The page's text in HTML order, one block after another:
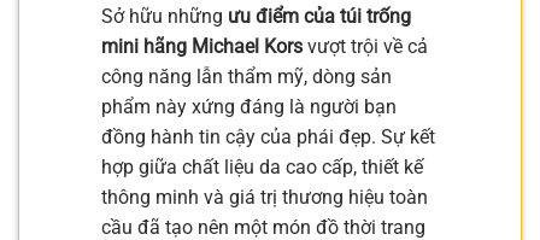
Sở hữu những ưu điểm của túi trống
mini hãng Michael Kors vượt trội về cả
công năng lẫn thẩm mỹ, dòng sản
phẩm này xứng đáng là người bạn
đồng hành tin cậy của phái đẹp. Sự kết
hợp giữa chất liệu da cao cấp, thiết kế
thông minh và giá trị thương hiệu toàn
cầu đã tạo nên một món đồ thời trang